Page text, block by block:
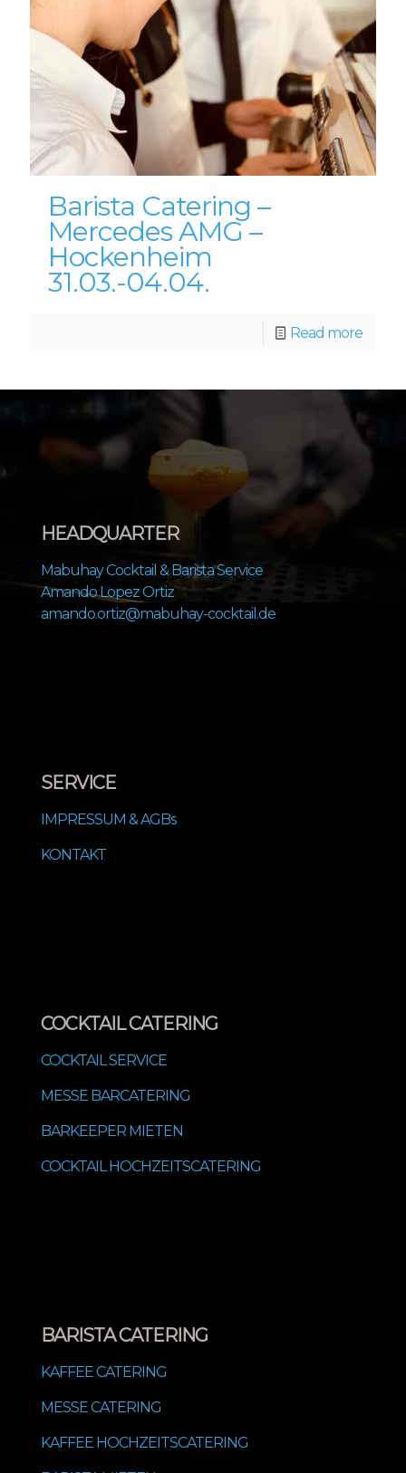
Barista Catering –
Mercedes AMG –
Hockenheim
31.03.-04.04.
Read more
HEADQUARTER
Mabuhay Cocktail & Barista Service
Amando Lopez Ortiz
amando.ortiz@mabuhay-cocktail.de
SERVICE
IMPRESSUM & AGBs
KONTAKT
COCKTAIL CATERING
COCKTAIL SERVICE
MESSE BARCATERING
BARKEEPER MIETEN
COCKTAIL HOCHZEITSCATERING
BARISTA CATERING
KAFFEE CATERING
MESSE CATERING
KAFFEE HOCHZEITSCATERING